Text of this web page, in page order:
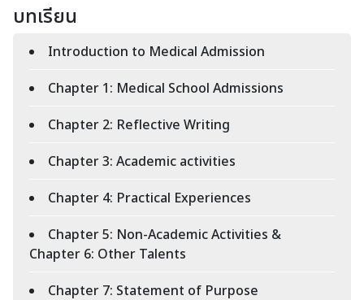
บทเรียน
Introduction to Medical Admission
Chapter 1: Medical School Admissions
Chapter 2: Reflective Writing
Chapter 3: Academic activities
Chapter 4: Practical Experiences
Chapter 5: Non-Academic Activities &
Chapter 6: Other Talents
Chapter 7: Statement of Purpose